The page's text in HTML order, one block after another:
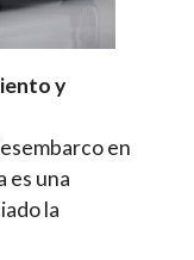
y
en
es una
la